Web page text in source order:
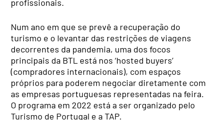
profissionais.
Num ano em que se prevê a recuperação do
turismo e o levantar das restrições de viagens
decorrentes da pandemia, uma dos focos
principais da BTL está nos ‘hosted buyers’
(compradores internacionais), com espaços
próprios para poderem negociar diretamente com
as empresas portuguesas representadas na feira.
O programa em 2022 está a ser organizado pelo
Turismo de Portugal e a TAP.